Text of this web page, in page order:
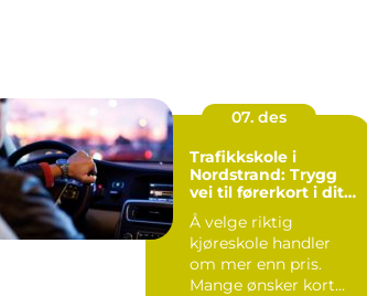
07. des
Trafikkskole i
Nordstrand: Trygg
vei til førerkort i ditt
nærområde
Å velge riktig
kjøreskole handler
om mer enn pris.
Mange ønsker kort